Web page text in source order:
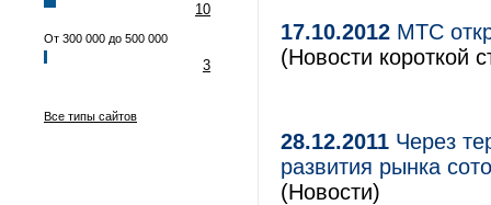
10
От 300 000 до 500 000
3
Все типы сайтов
17.10.2012 МТС
(Новости короткой
28.12.2011 Через
развития рынка
(Новости)